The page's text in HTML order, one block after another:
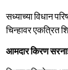
सध्याच्या विधान
चिन्हावर
आमदार किरण